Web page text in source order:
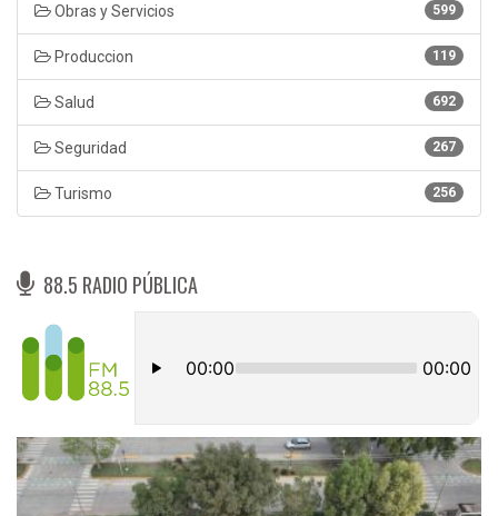
599
Obras y Servicios
119
Produccion
692
Salud
267
Seguridad
256
Turismo
88.5 RADIO PÚBLICA